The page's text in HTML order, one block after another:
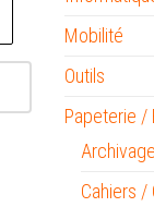
Mobilité
Outils
Papeterie /
Cahiers /